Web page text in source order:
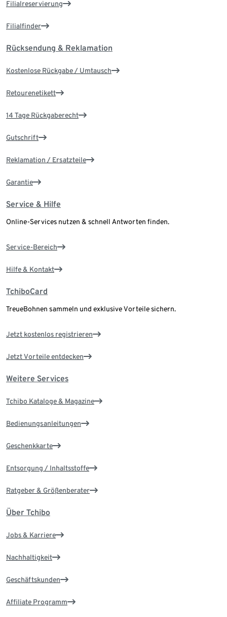
Filialreservierung
Filialfinder
Rücksendung & Reklamation
Kostenlose Rückgabe / Umtausch
Retourenetikett
14 Tage Rückgaberecht
Gutschrift
Reklamation / Ersatzteile
Garantie
Service & Hilfe
Online-Services nutzen & schnell Antworten finden.
Service-Bereich
Hilfe & Kontakt
TchiboCard
TreueBohnen sammeln und exklusive Vorteile sichern.
Jetzt kostenlos registrieren
Jetzt Vorteile entdecken
Weitere Services
Tchibo Kataloge & Magazine
Bedienungsanleitungen
Geschenkkarte
Entsorgung / Inhaltsstoffe
Ratgeber & Größenberater
Über Tchibo
Jobs & Karriere
Nachhaltigkeit
Geschäftskunden
Affiliate Programm